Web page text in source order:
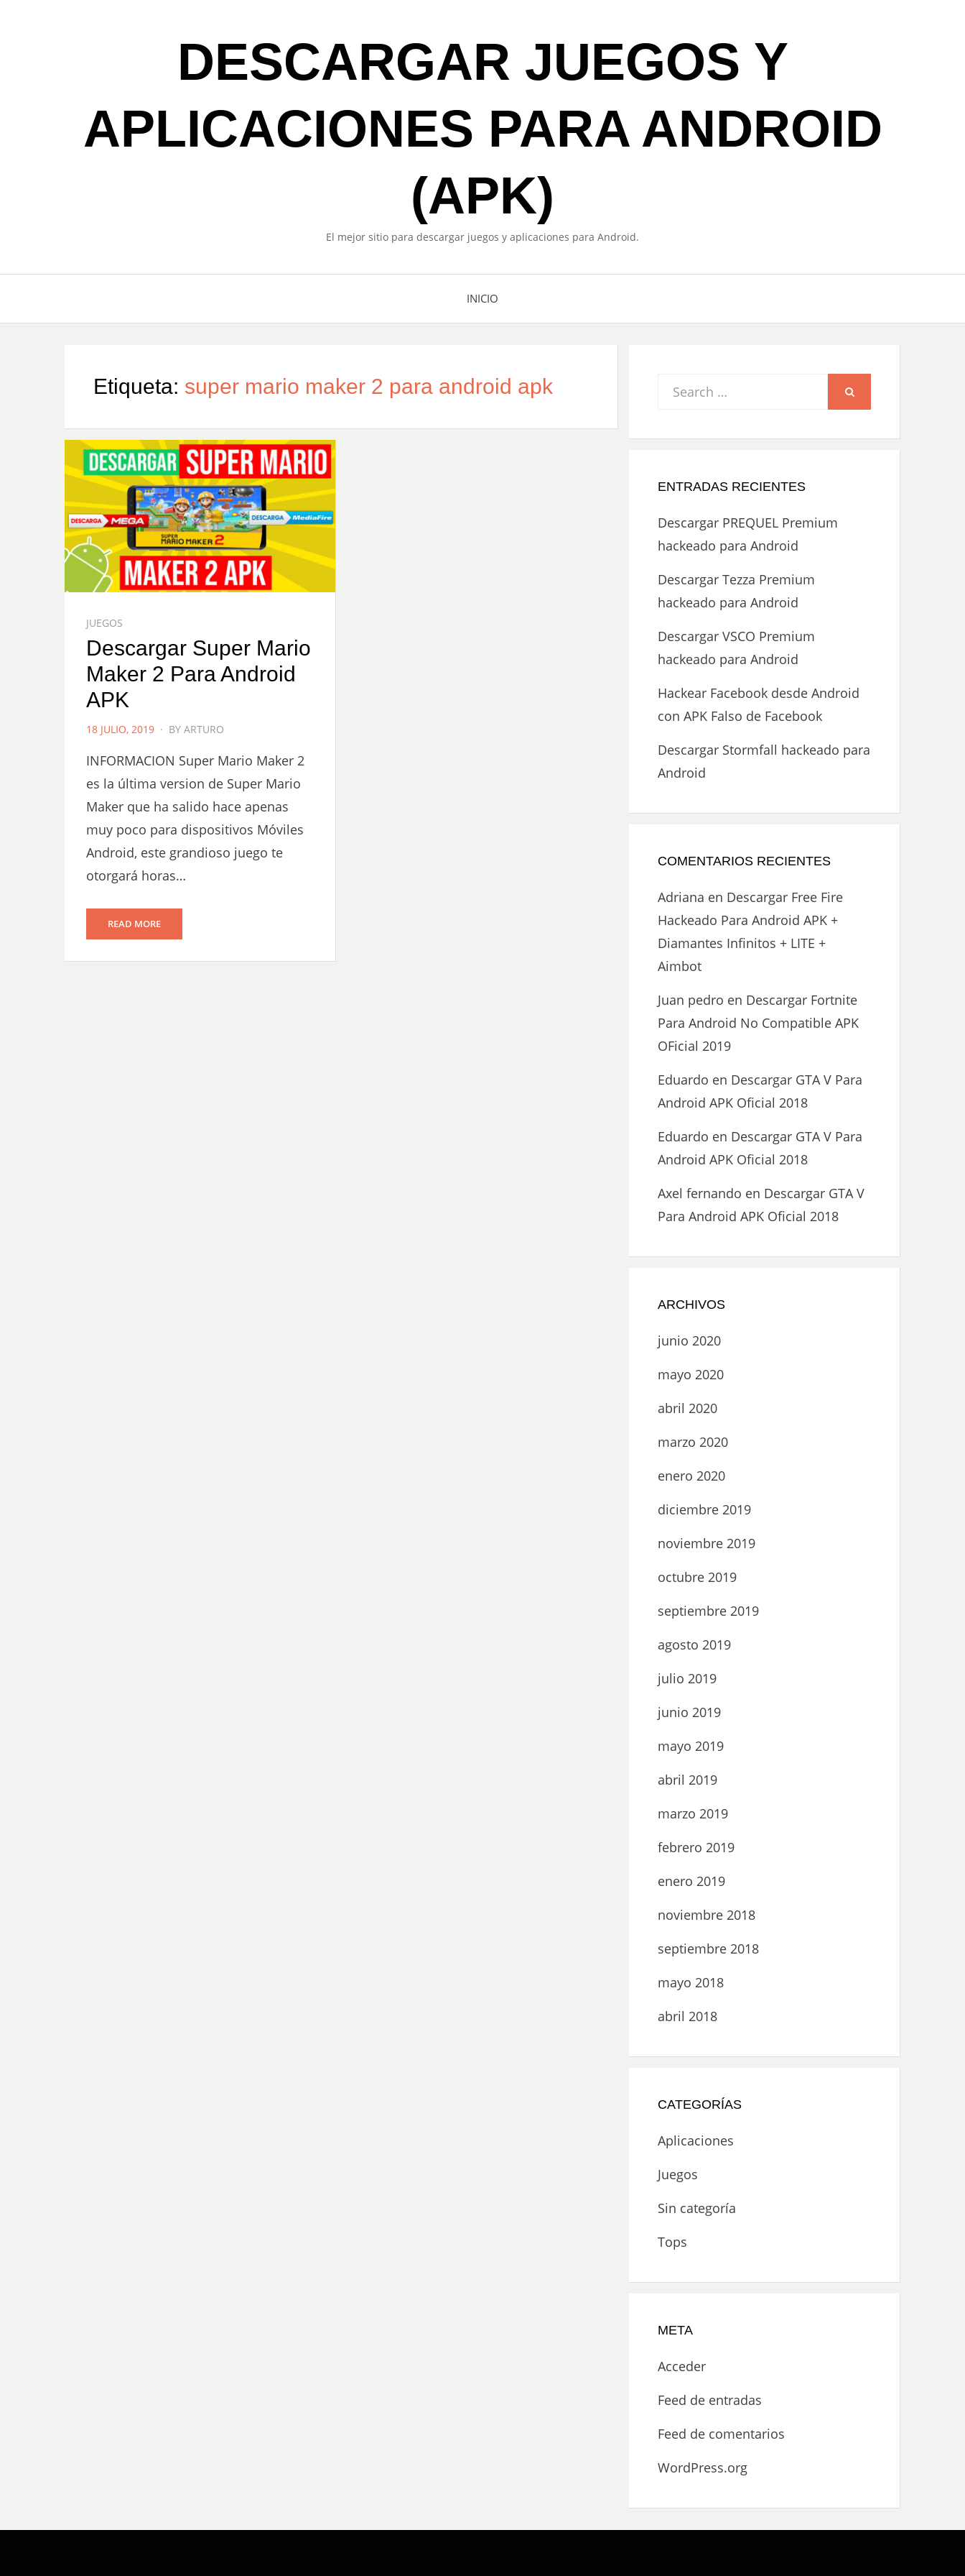
DESCARGAR JUEGOS Y
APLICACIONES PARA ANDROID
(APK)
El mejor sitio para descargar juegos y aplicaciones para Android.
INICIO
Etiqueta: super mario maker 2 para android apk
JUEGOS
Descargar Super Mario
Maker 2 Para Android
APK
POSTED
18 JULIO, 2019 BY ARTURO
INFORMACION Super Mario Maker 2
es la última version de Super Mario
Maker que ha salido hace apenas
muy poco para dispositivos Móviles
Android, este grandioso juego te
otorgará horas…
READ MORE
Search
ENTRADAS RECIENTES
Descargar PREQUEL Premium
hackeado para Android
Descargar Tezza Premium
hackeado para Android
Descargar VSCO Premium
hackeado para Android
Hackear Facebook desde Android
con APK Falso de Facebook
Descargar Stormfall hackeado para
Android
COMENTARIOS RECIENTES
Adriana en Descargar Free Fire
Hackeado Para Android APK +
Diamantes Infinitos + LITE +
Aimbot
Juan pedro en Descargar Fortnite
Para Android No Compatible APK
OFicial 2019
Eduardo en Descargar GTA V Para
Android APK Oficial 2018
Eduardo en Descargar GTA V Para
Android APK Oficial 2018
Axel fernando en Descargar GTA V
Para Android APK Oficial 2018
ARCHIVOS
junio 2020
mayo 2020
abril 2020
marzo 2020
enero 2020
diciembre 2019
noviembre 2019
octubre 2019
septiembre 2019
agosto 2019
julio 2019
junio 2019
mayo 2019
abril 2019
marzo 2019
febrero 2019
enero 2019
noviembre 2018
septiembre 2018
mayo 2018
abril 2018
CATEGORÍAS
Aplicaciones
Juegos
Sin categoría
Tops
META
Acceder
Feed de entradas
Feed de comentarios
WordPress.org